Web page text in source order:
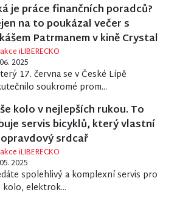
je práce finančních poradců?
na to poukázal večer s
Patrmanem v kině Crystal
iLIBERECKO
2025
17. června se v České Lípě
soukromé prom...
kolo v nejlepších rukou. To
servis bicyklů, který vlastní
srdcař
iLIBERECKO
2025
spolehlivý a komplexní servis pro
kolo, elektrok...